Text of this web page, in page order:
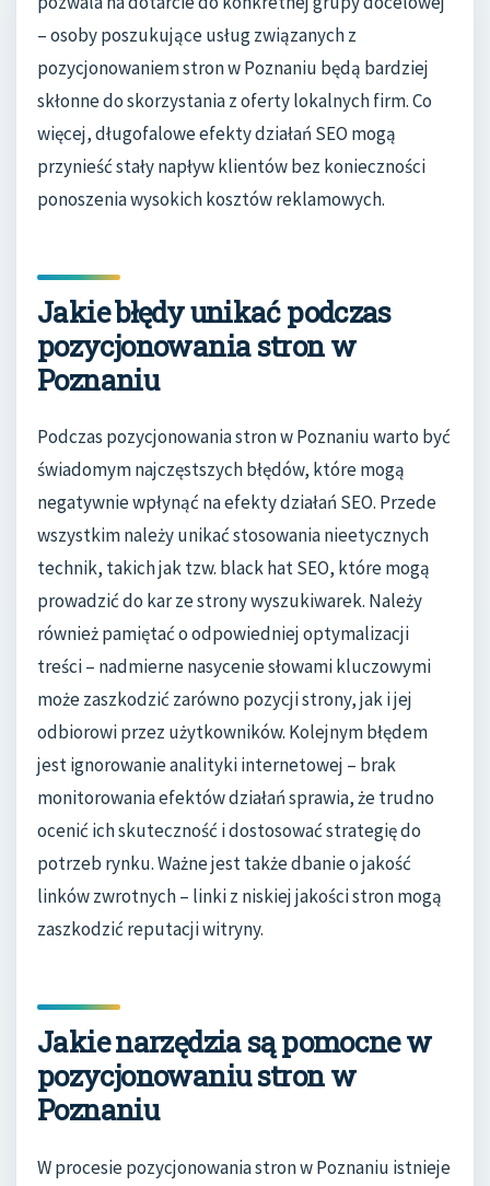
– osoby poszukujące usług związanych z
pozycjonowaniem stron w Poznaniu będą bardziej
skłonne do skorzystania z oferty lokalnych firm. Co
więcej, długofalowe efekty działań SEO mogą
przynieść stały napływ klientów bez konieczności
ponoszenia wysokich kosztów reklamowych.
Jakie błędy unikać podczas
pozycjonowania stron w
Poznaniu
Podczas pozycjonowania stron w Poznaniu warto być
świadomym najczęstszych błędów, które mogą
negatywnie wpłynąć na efekty działań SEO. Przede
wszystkim należy unikać stosowania nieetycznych
technik, takich jak tzw. black hat SEO, które mogą
prowadzić do kar ze strony wyszukiwarek. Należy
również pamiętać o odpowiedniej optymalizacji
treści – nadmierne nasycenie słowami kluczowymi
może zaszkodzić zarówno pozycji strony, jak i jej
odbiorowi przez użytkowników. Kolejnym błędem
jest ignorowanie analityki internetowej – brak
monitorowania efektów działań sprawia, że trudno
ocenić ich skuteczność i dostosować strategię do
potrzeb rynku. Ważne jest także dbanie o jakość
linków zwrotnych – linki z niskiej jakości stron mogą
zaszkodzić reputacji witryny.
Jakie narzędzia są pomocne w
pozycjonowaniu stron w
Poznaniu
W procesie pozycjonowania stron w Poznaniu istnieje